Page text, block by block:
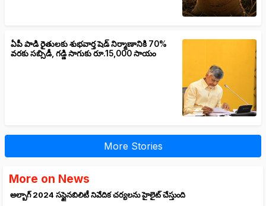
ఏపీ పాడి రైతులకు శుభవార్త షెడ్ నిర్మాణానికి 70%
వరకు సబ్సిడీ, గడ్డి సాగుకు రూ.15,000 సాయం
More Stories
More on News
అల్బాగ్ 2024 సస్టైనబిలిటీ నివేదిక చర్యలను హైలైట్ చేస్తుంది